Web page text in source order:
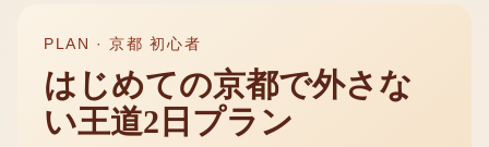
PLAN ·京都 初心者
はじめての京都で外さな
い王道2日プラン